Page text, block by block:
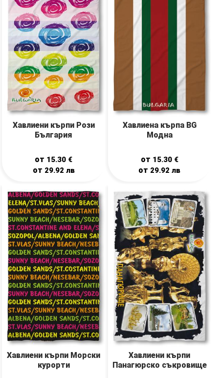
Хавлиени кърпи Рози
България
от 15.30 €
от 29.92 лв
Хавлиена кърпа BG
Модна
от 15.30 €
от 29.92лв
Хавлиени кърпи Морски
курорти
Хавлиени кърпи
Панагюрско съкровище